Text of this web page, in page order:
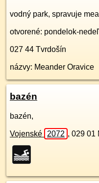
vodný park, spravuje
otvorené: pondelok-
027 44 Tvrdošín
názvy: Meander Oravice
bazén
bazén,
Vojenské 2072 , 029 01